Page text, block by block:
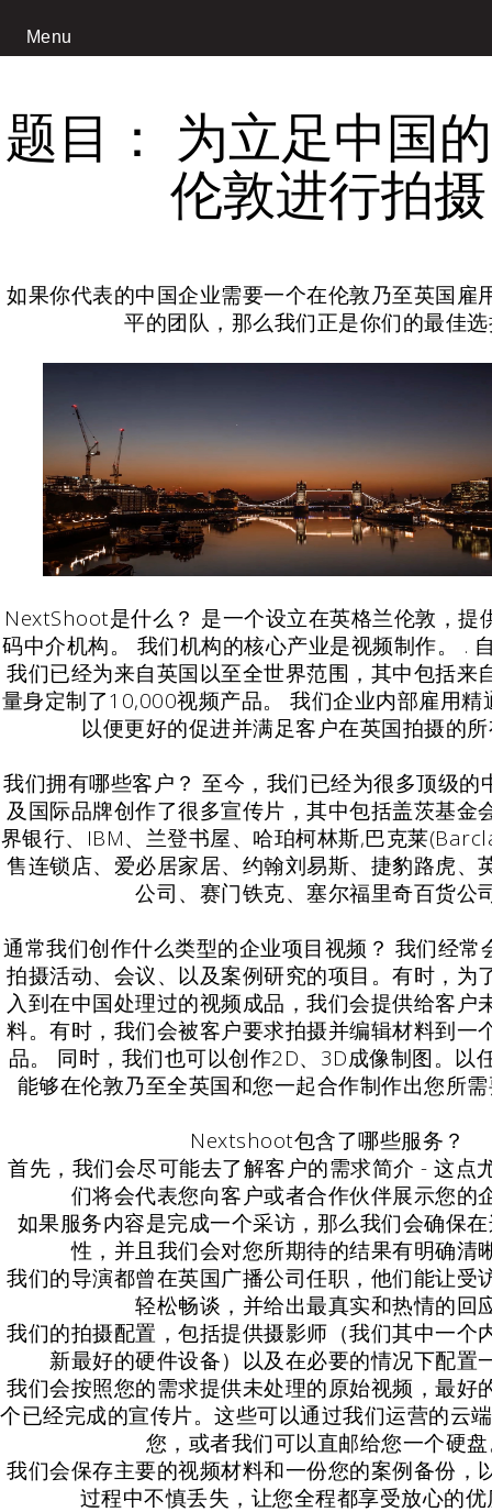
Menu
题目： 为立足中国
伦敦进行拍摄
如果你代表的中国企业需要一个在伦敦乃至英国雇
平的团队，那么我们正是你们的最佳
NextShoot是什么？ 是一个设立在英格兰伦敦，提
码中介机构。 我们机构的核心产业是视频制作。 .
我们已经为来自英国以至全世界范围，其中包括来
量身定制了10,000视频产品。 我们企业内部雇用精
以便更好的促进并满足客户在英国拍摄的
我们拥有哪些客户？ 至今，我们已经为很多顶级的
及国际品牌创作了很多宣传片，其中包括盖茨基金
界银行、IBM、兰登书屋、哈珀柯林斯,巴克莱
售连锁店、爱必居家居、约翰刘易斯、捷豹路虎、
公司、赛门铁克、塞尔福里奇百货公
通常我们创作什么类型的企业项目视频？ 我们经常
拍摄活动、会议、以及案例研究的项目。有时，为
入到在中国处理过的视频成品，我们会提供给客户
料。有时，我们会被客户要求拍摄并编辑材料到一
品。 同时，我们也可以创作2D、3D成像制图。以
能够在伦敦乃至全英国和您一起合作制作出您所
Nextshoot包含了哪些服务？
首先，我们会尽可能去了解客户的需求简介 - 这点
们将会代表您向客户或者合作伙伴展示您的
如果服务内容是完成一个采访，那么我们会确保
性，并且我们会对您所期待的结果有明确清
我们的导演都曾在英国广播公司任职，他们能让受
轻松畅谈，并给出最真实和热情的回
我们的拍摄配置，包括提供摄影师（我们其中一个
新最好的硬件设备）以及在必要的情况下配置
我们会按照您的需求提供未处理的原始视频，最好
个已经完成的宣传片。这些可以通过我们运营的云
您，或者我们可以直邮给您一个硬
我们会保存主要的视频材料和一份您的案例备份，
过程中不慎丢失，让您全程都享受放心的优